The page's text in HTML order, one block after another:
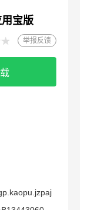
宝版
举报反馈